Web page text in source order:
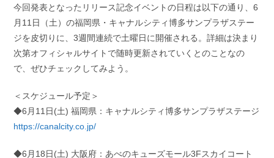
今回発表となったリリース記念イベントの日程は以下の通り、6
月11日（土）の福岡県・キャナルシティ博多サンプラザステー
ジを皮切りに、3週間連続で土曜日に開催される。詳細は決まり
次第オフィシャルサイトで随時更新されていくとのことなの
で、ぜひチェックしてみよう。
＜スケジュール予定＞
◆6月11日(土) 福岡県：キャナルシティ博多サンプラザステージ
https://canalcity.co.jp/
◆6月18日(土) 大阪府：あべのキューズモール3Fスカイコート